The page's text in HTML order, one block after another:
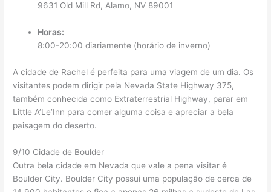
9631 Old Mill Rd, Alamo, NV 89001
Horas:
8:00-20:00 diariamente (horário de inverno)
A cidade de Rachel é perfeita para uma viagem de um dia. Os
visitantes podem dirigir pela Nevada State Highway 375,
também conhecida como Extraterrestrial Highway, parar em
Little A’Le’Inn para comer alguma coisa e apreciar a bela
paisagem do deserto.
9/10 Cidade de Boulder
Outra bela cidade em Nevada que vale a pena visitar é
Boulder City. Boulder City possui uma população de cerca de